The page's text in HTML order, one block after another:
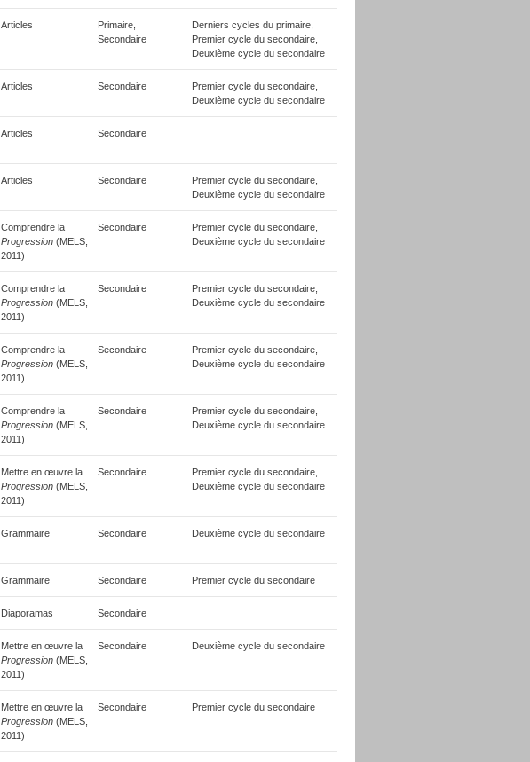
Articles
Primaire,
Secondaire
Derniers cycles du primaire,
Premier cycle du secondaire,
Deuxième cycle du secondaire
Articles Secondaire
Premier cycle du secondaire,
Deuxième cycle du secondaire
Articles Secondaire
Articles Secondaire
Premier cycle du secondaire,
Deuxième cycle du secondaire
Comprendre la
Progression (MELS,
2011)
Secondaire
Premier cycle du secondaire,
Deuxième cycle du secondaire
Comprendre la
Progression (MELS,
2011)
Secondaire
Premier cycle du secondaire,
Deuxième cycle du secondaire
Comprendre la
Progression (MELS,
2011)
Secondaire
Premier cycle du secondaire,
Deuxième cycle du secondaire
Comprendre la
Progression (MELS,
2011)
Secondaire
Premier cycle du secondaire,
Deuxième cycle du secondaire
Mettre en œuvre la
Progression (MELS,
2011)
Secondaire
Premier cycle du secondaire,
Deuxième cycle du secondaire
Grammaire Secondaire Deuxième cycle du secondaire
Grammaire Secondaire Premier cycle du secondaire
Diaporamas Secondaire
Mettre en œuvre la
Progression (MELS,
2011)
Secondaire Deuxième cycle du secondaire
Mettre en œuvre la
Progression (MELS,
2011)
Secondaire Premier cycle du secondaire